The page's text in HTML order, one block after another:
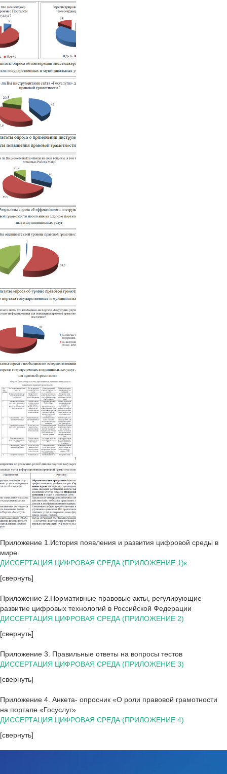
Приложение 1.История появления и развития цифровой среды в
мире
ДИССЕРТАЦИЯ ЦИФРОВАЯ СРЕДА (ПРИЛОЖЕНИЕ 1)к
[свернуть]
Приложение 2.Нормативные правовые акты, регулирующие
развитие цифровых технологий в Российской Федерации
ДИССЕРТАЦИЯ ЦИФРОВАЯ СРЕДА (ПРИЛОЖЕНИЕ 2)
[свернуть]
Приложение 3. Правильные ответы на вопросы тестов
ДИССЕРТАЦИЯ ЦИФРОВАЯ СРЕДА (ПРИЛОЖЕНИЕ 3)
[свернуть]
Приложение 4. Анкета- опросник «О роли правовой грамотности
на портале «Госуслуг»
ДИССЕРТАЦИЯ ЦИФРОВАЯ СРЕДА (ПРИЛОЖЕНИЕ 4)
[свернуть]